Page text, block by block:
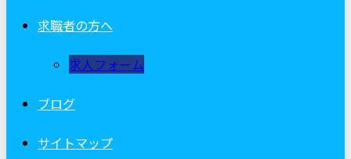
求職者の方へ
求人フォーム
ブログ
サイトマップ